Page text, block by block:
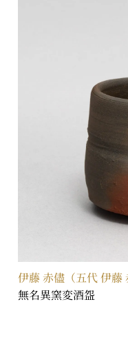
伊藤 赤儘（五代 伊藤
無名異窯変酒盌